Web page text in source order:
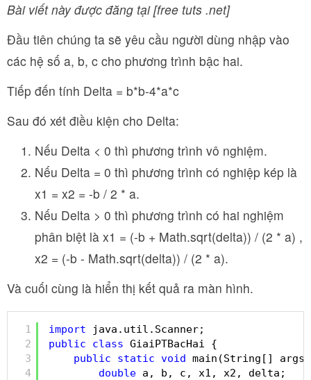
Bài viết này được đăng tại [free tuts .net]
Đầu tiên chúng ta sẽ yêu cầu người dùng nhập vào
các hệ số a, b, c cho phương trình bậc hai.
Tiếp đến tính Delta = b*b-4*a*c
Sau đó xét điều kiện cho Delta:
Nếu Delta < 0 thì phương trình vô nghiệm.
Nếu Delta = 0 thì phương trình có nghiệp kép là
x1 = x2 = -b / 2 * a.
Nếu Delta > 0 thì phương trình có hai nghiệm
phân biệt là x1 = (-b + Math.sqrt(delta)) / (2 * a) ,
x2 = (-b - Math.sqrt(delta)) / (2 * a).
Và cuối cùng là hiển thị kết quả ra màn hình.
1
2
3
4
import
java.util.Scanner;
public
class GiaiPTBacHai {
public
static void main(String[]
double a, b, c, x1, x2, delta;